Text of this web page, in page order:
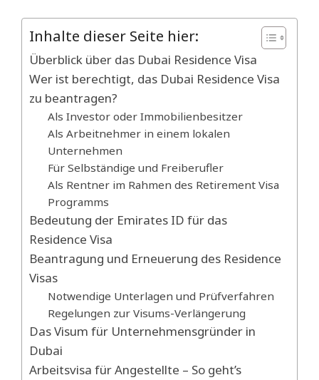
Inhalte dieser Seite hier:
Überblick über das Dubai Residence Visa
Wer ist berechtigt, das Dubai Residence Visa
zu beantragen?
Als Investor oder Immobilienbesitzer
Als Arbeitnehmer in einem lokalen
Unternehmen
Für Selbständige und Freiberufler
Als Rentner im Rahmen des Retirement Visa
Programms
Bedeutung der Emirates ID für das
Residence Visa
Beantragung und Erneuerung des Residence
Visas
Notwendige Unterlagen und Prüfverfahren
Regelungen zur Visums-Verlängerung
Das Visum für Unternehmensgründer in
Dubai
Arbeitsvisa für Angestellte – So geht’s